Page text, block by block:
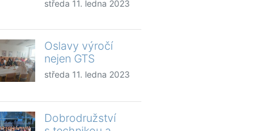
středa 11. ledna 2023
Oslavy výročí
nejen GTS
středa 11. ledna 2023
Dobrodružství